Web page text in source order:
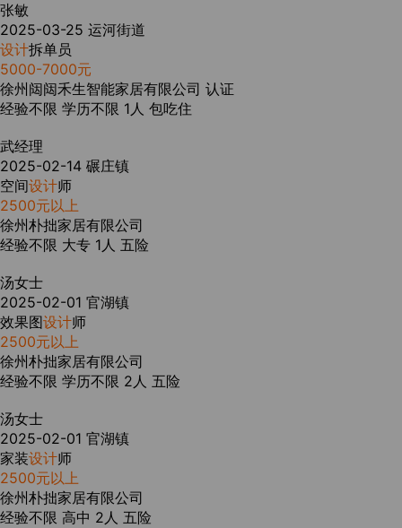
张敏
2025-03-25 运河街道
设计拆单员
5000-7000元
徐州闼闼禾生智能家居有限公司 认证
经验不限 学历不限 1人 包吃住
武经理
2025-02-14 碾庄镇
空间设计师
2500元以上
徐州朴拙家居有限公司
经验不限 大专 1人 五险
汤女士
2025-02-01 官湖镇
效果图设计师
2500元以上
徐州朴拙家居有限公司
经验不限 学历不限 2人 五险
汤女士
2025-02-01 官湖镇
家装设计师
2500元以上
徐州朴拙家居有限公司
经验不限 高中 2人 五险